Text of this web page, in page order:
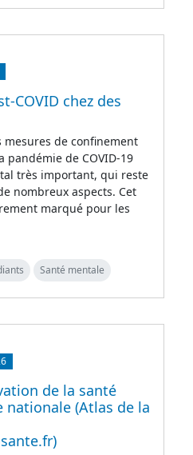
COVID chez des
de confinement
de COVID-19
très important, qui reste
nombreux aspects. Cet
marqué pour les
Santé mentale
de la santé
nationale (Atlas de la